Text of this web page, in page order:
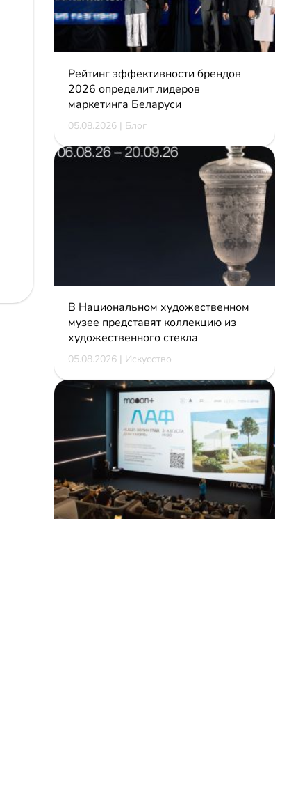
Рейтинг эффективности брендов
2026 определит лидеров
маркетинга Беларуси
05.08.2026 | Блог
В Национальном художественном
музее представят коллекцию из
художественного стекла
05.08.2026 | Искусство